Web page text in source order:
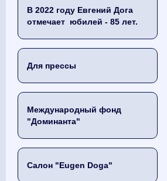
В 2022 году Евгений Дога
отмечает юбилей - 85 лет.
Для прессы
Международный фонд
"Доминанта"
Салон "Eugen Doga"